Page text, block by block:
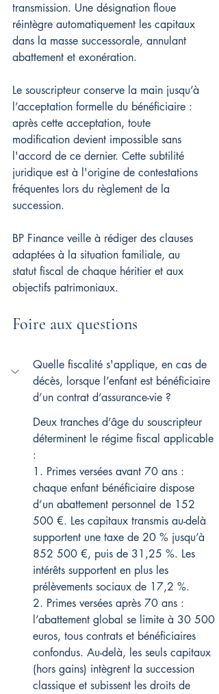
transmission. Une désignation floue
réintègre automatiquement les capitaux
dans la masse successorale, annulant
abattement et exonération.
Le souscripteur conserve la main jusqu’à
l’acceptation formelle du bénéficiaire :
après cette acceptation, toute
modification devient impossible sans
l'accord de ce dernier. Cette subtilité
juridique est à l'origine de contestations
fréquentes lors du règlement de la
succession.
BP Finance veille à rédiger des clauses
adaptées à la situation familiale, au
statut fiscal de chaque héritier et aux
objectifs patrimoniaux.
Foire aux questions
Quelle fiscalité s'applique, en cas de
décès, lorsque l’enfant est bénéficiaire
d’un contrat d’assurance-vie ?
Deux tranches d’âge du souscripteur
déterminent le régime fiscal applicable
:
1. Primes versées avant 70 ans :
chaque enfant bénéficiaire dispose
d’un abattement personnel de 152
500 €. Les capitaux transmis au-delà
supportent une taxe de 20 % jusqu’à
852 500 €, puis de 31,25 %. Les
intérêts supportent en plus les
prélèvements sociaux de 17,2 %.
2. Primes versées après 70 ans :
l’abattement global se limite à 30 500
euros, tous contrats et bénéficiaires
confondus. Au-delà, les seuls capitaux
(hors gains) intègrent la succession
classique et subissent les droits de